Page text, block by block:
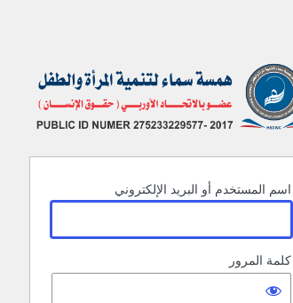
اسم المستخدم أو البريد الإلكتروني
كلمة المرور